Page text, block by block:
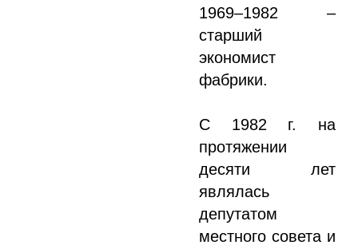
1969–1982 –
старший
экономист
фабрики.
С 1982 г. на
протяжении
десяти лет
являлась
депутатом
местного совета и